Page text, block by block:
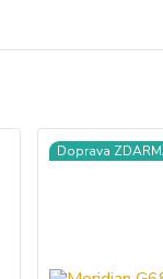
Doprava